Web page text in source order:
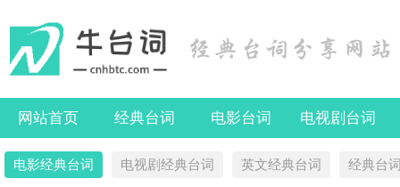
网站首页 经典台词 电影台词 电视剧台词
电影经典台词 电视剧经典台词 英文经典台词 经典台